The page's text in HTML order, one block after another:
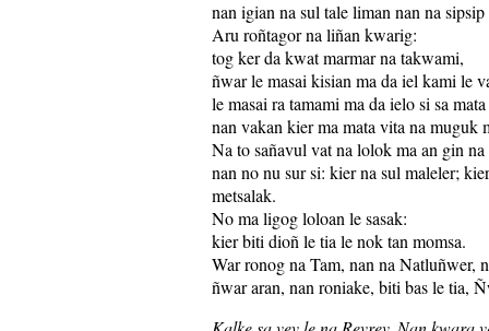
nan igian na sul tale liman nan na
Aru roñtagor na liñan kwarig:
tog ker da kwat marmar na takwami,
ñwar le masai kisian ma da iel kami le
le masai ra tamami ma da ielo si sa
nan vakan kier ma mata vita na muguk
Na to sañavul vat na lolok ma an gin na
nan no nu sur si: kier na sul maleler;
metsalak.
No ma ligog loloan le sasak:
kier biti dioñ le tia le nok tan momsa.
War ronog na Tam, nan na Natluñwer,
ñwar aran, nan roniake, biti bas le tia,